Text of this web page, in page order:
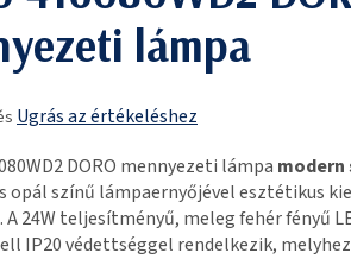
lámpa
Ugrás az értékeléshez
DORO mennyezeti lámpa
opál színű lámpaernyőjével esztétikus
24W teljesítményű, meleg fehér fényű
IP20 védettséggel rendelkezik, melyhez